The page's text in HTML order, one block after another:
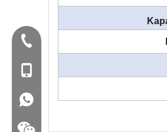
WA: 0086 18858715170